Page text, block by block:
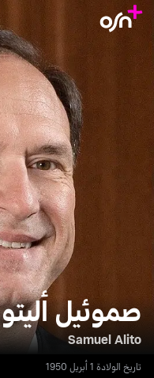
صموئيل أليتو
Samuel Alito
تاريخ الولادة 1 أبريل 1950